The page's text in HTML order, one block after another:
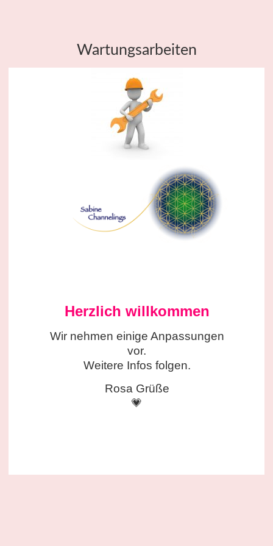
Wartungsarbeiten
Herzlich willkommen
Wir nehmen einige Anpassungen
vor.
Weitere Infos folgen.
Rosa Grüße
💗